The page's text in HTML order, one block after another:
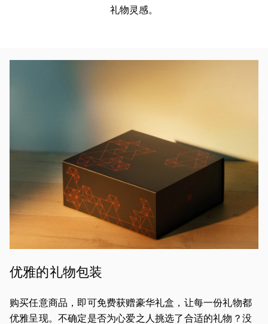
礼物灵感。
优雅的礼物包装
购买任意商品，即可免费获赠豪华礼盒，让每一份礼物都
优雅呈现。不确定是否为心爱之人挑选了合适的礼物？没